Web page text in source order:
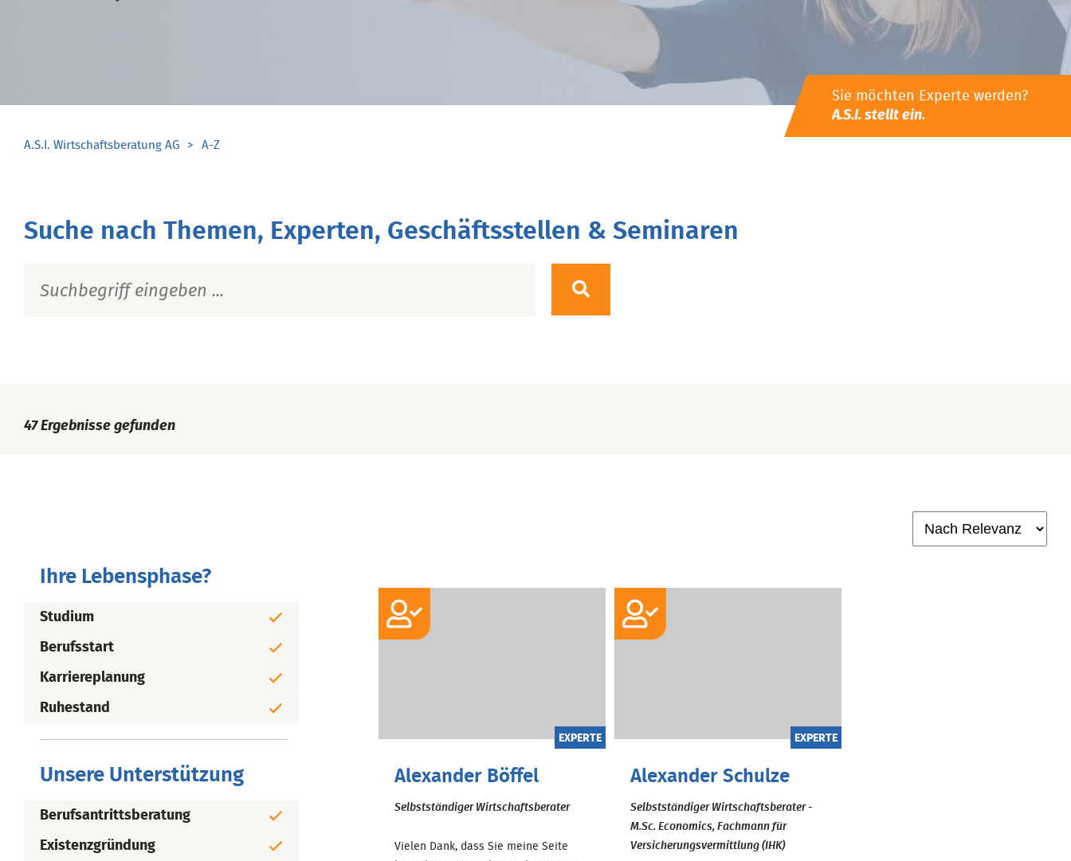
Sie möchten Experte werden?
A.S.I. stellt ein.
A.S.I. Wirtschaftsberatung AG A-Z
Suche nach Themen, Experten, Geschäftsstellen & Seminaren
47Ergebnisse gefunden
Ihre Lebensphase?
Studium
Berufsstart
Karriereplanung
Ruhestand
Unsere Unterstützung
Berufsantrittsberatung
Existenzgründung
EXPERTE
Alexander Böffel
Selbstständiger Wirtschaftsberater
Vielen Dank, dass Sie meine Seite
EXPERTE
Alexander Schulze
Selbstständiger Wirtschaftsberater -
M.Sc. Economics, Fachmann für
Versicherungsvermittlung (IHK)